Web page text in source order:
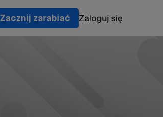
Zacznij zarabiać Zaloguj się